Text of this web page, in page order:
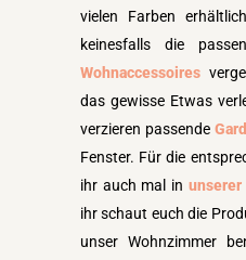
vielen Farben
keinesfalls die
Wohnaccessoires
das gewisse Etwas
verzieren passende
Fenster. Für die
ihr auch mal in unserer
ihr schaut euch die
unser Wohnzimmer